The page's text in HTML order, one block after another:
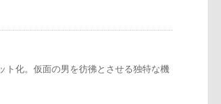
ト化。仮面の男を彷彿とさせる独特な機